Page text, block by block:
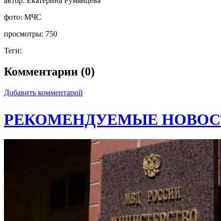
фото: МЧС
просмотры: 750
Теги:
Комментарии (0)
Добавить комментарий
РЕКОМЕНДУЕМЫЕ